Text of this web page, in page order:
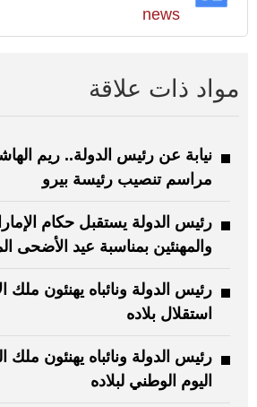
news
مواد ذات علاقة
نيابة عن رئيس الدولة.. ريم
مراسم تنصيب رئيسة بيرو
رئيس الدولة يستقبل حكام
والمهنئين بمناسبة عيد الأضحى
رئيس الدولة ونائباه يهنئون ملك
استقلال بلاده
رئيس الدولة ونائباه يهنئون ملك
اليوم الوطني لبلاده